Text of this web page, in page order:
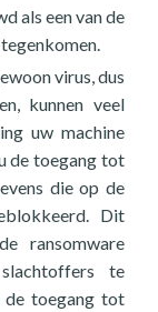
als een van de
virus, dus
kunnen veel
uw machine
de toegang tot
die op de
Dit
ransomware
te
de toegang tot